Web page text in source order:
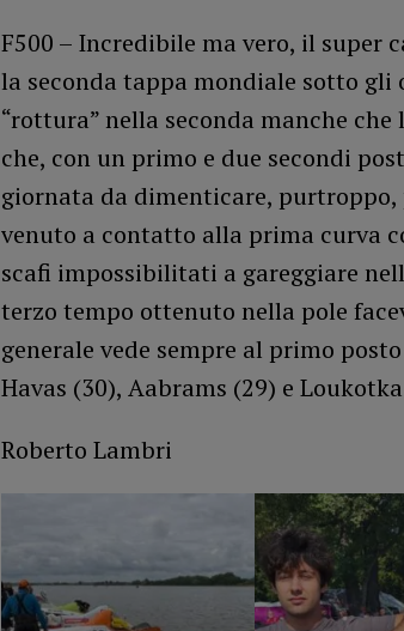
F500 – Incredibile ma vero, il super
la seconda tappa mondiale sotto gli
“rottura” nella seconda manche
che, con un primo e due secondi
giornata da dimenticare, purtroppo,
venuto a contatto alla prima curva
scafi impossibilitati a gareggiare
terzo tempo ottenuto nella pole
generale vede sempre al primo
Havas (30), Aabrams (29) e
Roberto Lambri